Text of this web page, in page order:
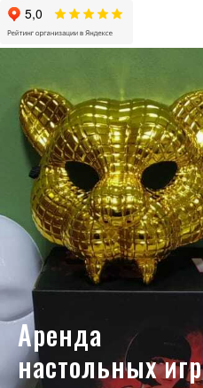
Аренда
настольных игр